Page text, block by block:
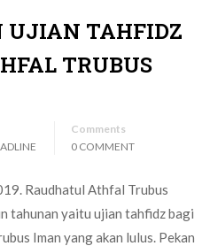
TAHFIDZ
TRUBUS
Comments
0 COMMENT
Raudhatul Athfal Trubus
tahunan yaitu ujian tahfidz bagi
Iman yang akan lulus. Pekan